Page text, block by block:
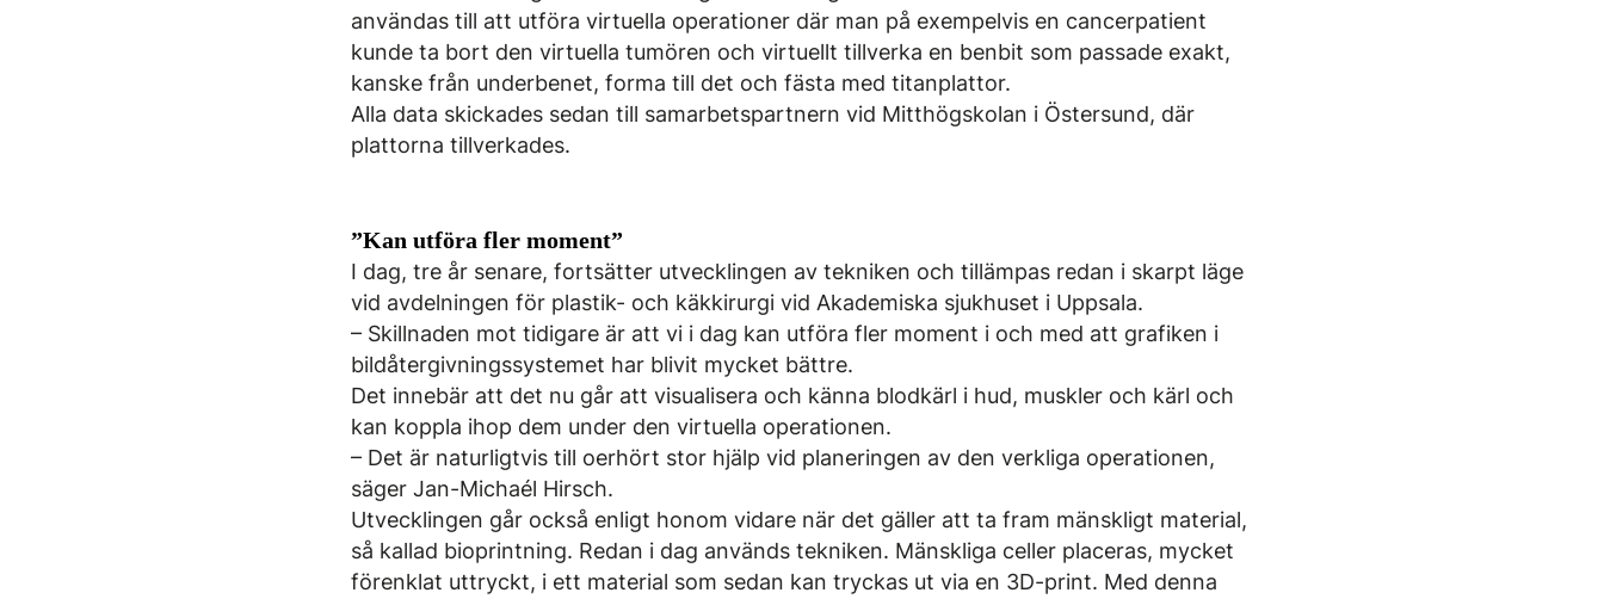
användas till att utföra virtuella operationer där man på exempelvis en cancerpatient
kunde ta bort den virtuella tumören och virtuellt tillverka en benbit som passade exakt,
kanske från underbenet, forma till det och fästa med titanplattor.
Alla data skickades sedan till samarbetspartnern vid Mitthögskolan i Östersund, där
plattorna tillverkades.
”Kan utföra fler moment”
I dag, tre år senare, fortsätter utvecklingen av tekniken och tillämpas redan i skarpt läge
vid avdelningen för plastik- och käkkirurgi vid Akademiska sjukhuset i Uppsala.
– Skillnaden mot tidigare är att vi i dag kan utföra fler moment i och med att grafiken i
bildåtergivningssystemet har blivit mycket bättre.
Det innebär att det nu går att visualisera och känna blodkärl i hud, muskler och kärl och
kan koppla ihop dem under den virtuella operationen.
– Det är naturligtvis till oerhört stor hjälp vid planeringen av den verkliga operationen,
säger Jan-Michaél Hirsch.
Utvecklingen går också enligt honom vidare när det gäller att ta fram mänskligt material,
så kallad bioprintning. Redan i dag används tekniken. Mänskliga celler placeras, mycket
förenklat uttryckt, i ett material som sedan kan tryckas ut via en 3D-print. Med denna